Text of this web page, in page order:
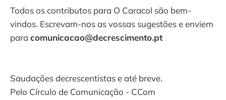
Todos os contributos para O Caracol são bem-
vindos. Escrevam-nos as vossas sugestões e enviem
para comunicacao@decrescimento.pt
Saudações decrescentistas e até breve.
Pelo Círculo de Comunicação - CCom